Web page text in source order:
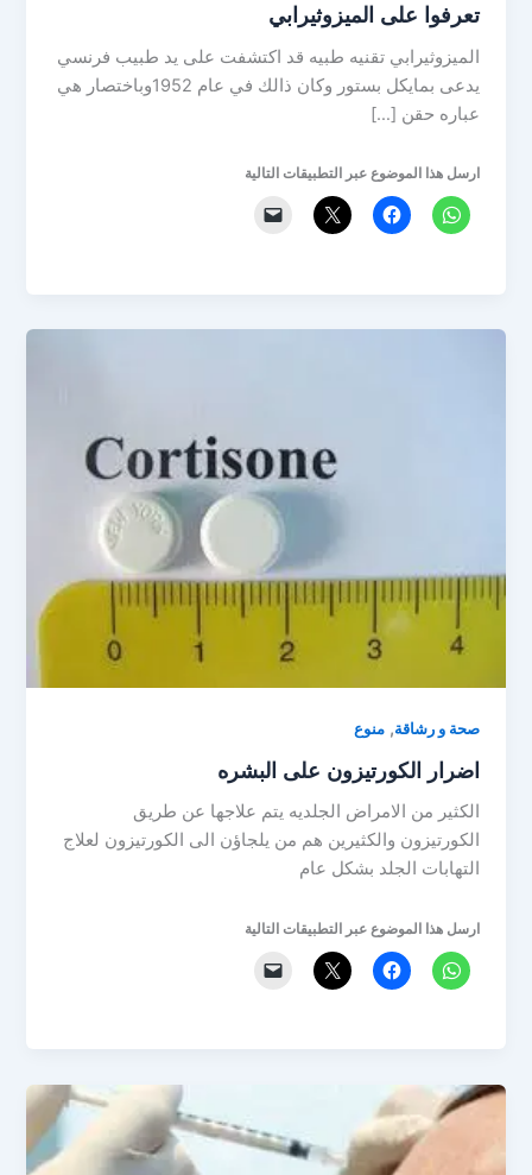
تعرفوا على الميزوثيرابي
الميزوثيرابي تقنيه طبيه قد اكتشفت على يد طبيب فرنسي
يدعى بمايكل بستور وكان ذالك في عام 1952وباختصار هي
عباره حقن […]
ارسل هذا الموضوع عبر التطبيقات التالية
صحة و رشاقة,منوع
اضرار الكورتيزون على البشره
الكثير من الامراض الجلديه يتم علاجها عن طريق
الكورتيزون والكثيرين هم من يلجاؤن الى الكورتيزون لعلاج
التهابات الجلد بشكل عام
ارسل هذا الموضوع عبر التطبيقات التالية